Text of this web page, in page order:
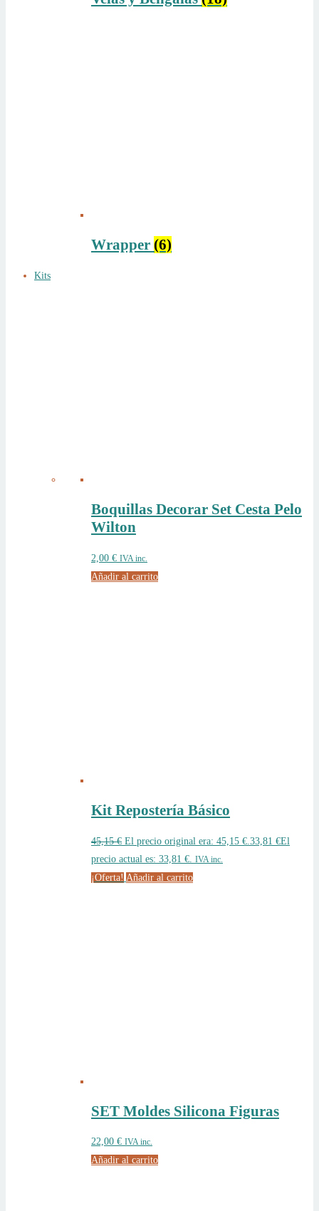
Wrapper (6)
Kits
Boquillas Decorar Set Cesta Pelo
Wilton
2,00 € IVA inc.
Añadir al carrito
Kit Repostería Básico
45,15€ El precio original era: 45,15 €. 33,81 €El
precio actual es: 33,81 €.
IVA inc.
¡Oferta! Añadir al carrito
SET Moldes Silicona Figuras
22,00 € IVA inc.
Añadir al carrito